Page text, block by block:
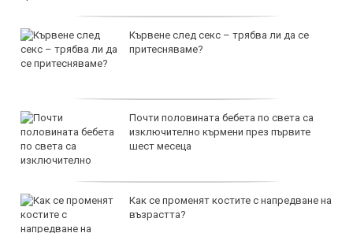
Кървене след секс – трябва ли да се
притесняваме?
Почти половината бебета по света са
изключително кърмени през първите
шест месеца
Как се променят костите с напредване на
възрастта?